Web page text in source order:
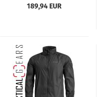
189,94 EUR